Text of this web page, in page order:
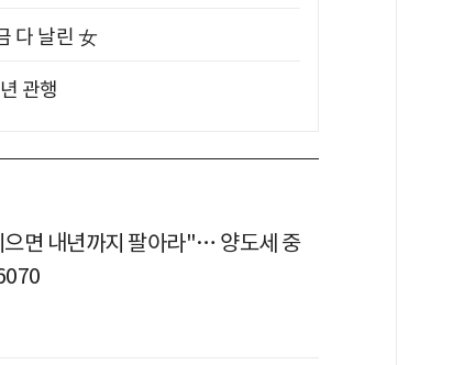
다 날린 女
관행
으면 내년까지 팔아라"… 양도세 중